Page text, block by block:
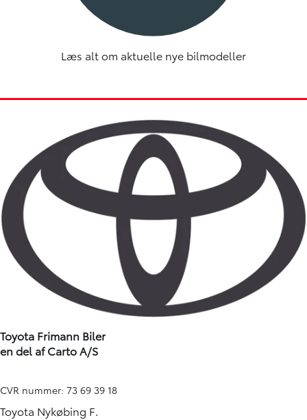
Læs alt om aktuelle nye bilmodeller
Toyota Frimann Biler
en del af Carto A/S
CVR nummer: 73 69 39 18
Toyota Nykøbing F.